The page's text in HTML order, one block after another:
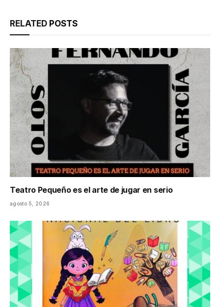
RELATED POSTS
Teatro Pequeño es el arte de jugar en serio
agosto 5, 2026